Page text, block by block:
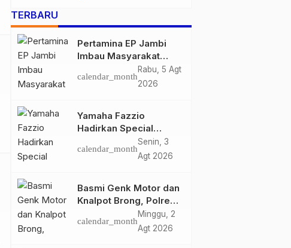
TERBARU
Pertamina EP Jambi
Imbau Masyarakat
Tidak Beraktivitas di
Atas Jalur Pipa Migas
calendar_month
Rabu, 5 Agt
2026
Yamaha Fazzio
Hadirkan Special
Edition Sunset Blue,
Tampilkan Nuansa
calendar_month
Senin, 3
Agt 2026
Basmi Genk Motor dan
Knalpot Brong, Polres
Tanjab Barat Amankan
Belasan Kendaraan
calendar_month
Minggu, 2
Agt 2026